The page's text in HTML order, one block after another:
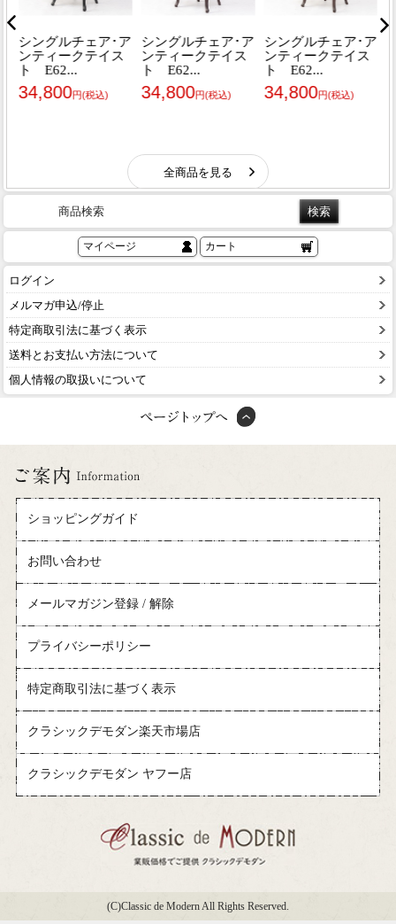
商品検索
マイページ カート
ログイン
メルマガ申込/停止
特定商取引法に基づく表示
送料とお支払い方法について
個人情報の取扱いについて
ショッピングガイド
お問い合わせ
メールマガジン登録 / 解除
プライバシーポリシー
特定商取引法に基づく表示
クラシックデモダン楽天市場店
クラシックデモダン ヤフー店
(C)Classic de Modern All Rights Reserved.